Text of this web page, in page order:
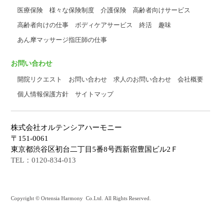
医療保険
様々な保険制度 介護保険
高齢者向けサービス
高齢者向けの仕事
ボディケアサービス 終活
趣味
あん摩マッサージ指圧師の仕事
お問い合わせ
開院リクエスト お問い合わせ 求人のお問い合わせ
会社概要
個人情報保護方針
サイトマップ
株式会社オルテンシアハーモニー
〒151-0061
東京都渋谷区初台二丁目5番8号西新宿豊国ビル2Ｆ
TEL：0120-834-013
Copyright © Ortensia Harmony Co.Ltd. All Rights Reserved.